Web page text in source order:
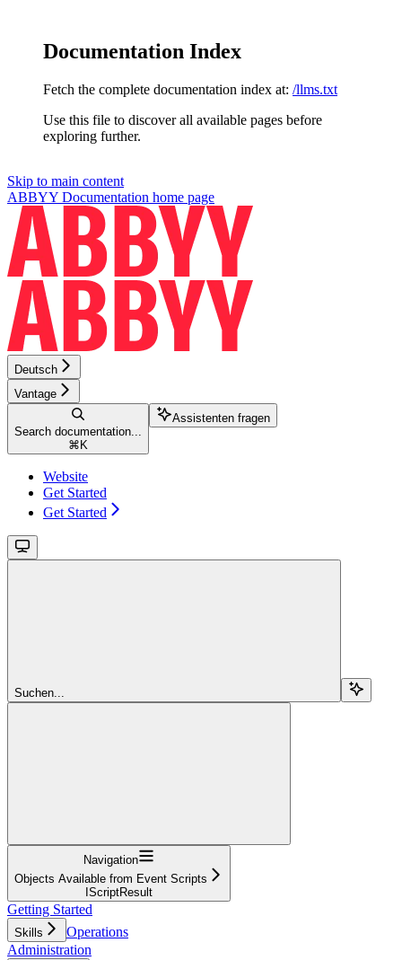
Documentation Index
Fetch the complete documentation index at: /llms.txt
Use this file to discover all available pages before
exploring further.
Skip to main content
ABBYY Documentation home page
Deutsch
Vantage
Search documentation...
⌘ K
Assistenten fragen
Website
Get Started
Get Started
Suchen...
Navigation
Objects Available from Event Scripts
IScriptResult
Getting Started
Skills
Operations
Administration